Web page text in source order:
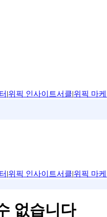
|위픽 인사이트서클|위픽 마케
|위픽 인사이트서클|위픽 마케
없습니다